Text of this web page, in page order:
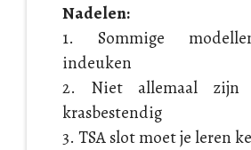
Nadelen:
1. Sommige
indeuken
2. Niet allemaal zijn
krasbestendig
3. TSA slot moet je leren